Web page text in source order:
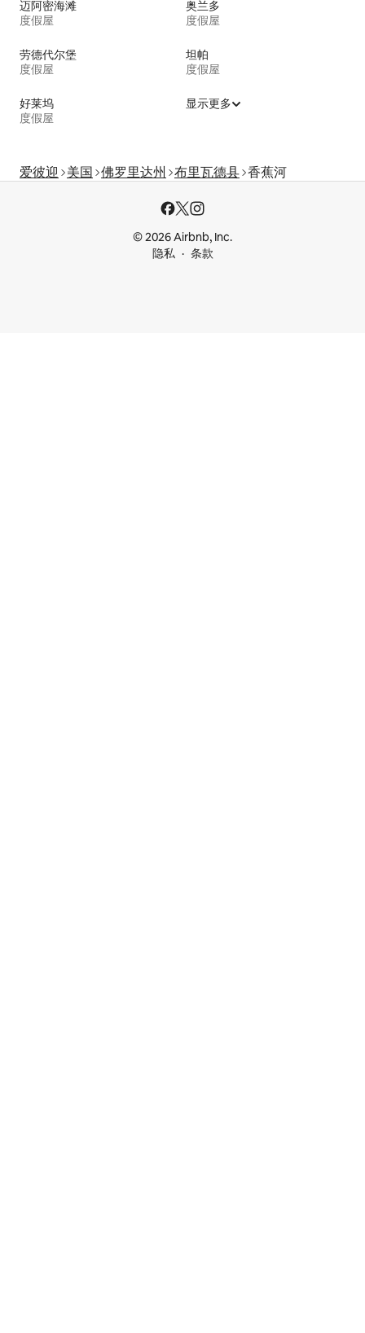
迈阿密海滩
度假屋
奥兰多
度假屋
劳德代尔堡
度假屋
坦帕
度假屋
好莱坞
度假屋
显示更多
爱彼迎 美国 佛罗里达州 布里瓦德县 香蕉河
© 2026 Airbnb, Inc.
隐私
条款